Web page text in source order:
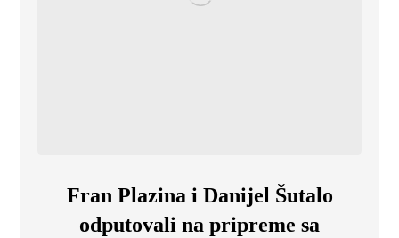
Fran Plazina i Danijel Šutalo
odputovali na pripreme sa